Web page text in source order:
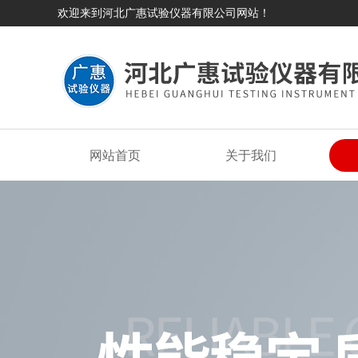
欢迎来到河北广惠试验仪器有限公司网站！
网站首页 关于我们